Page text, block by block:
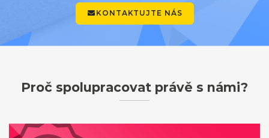
KONTAKTUJTE NÁS
Proč spolupracovat právě s námi?